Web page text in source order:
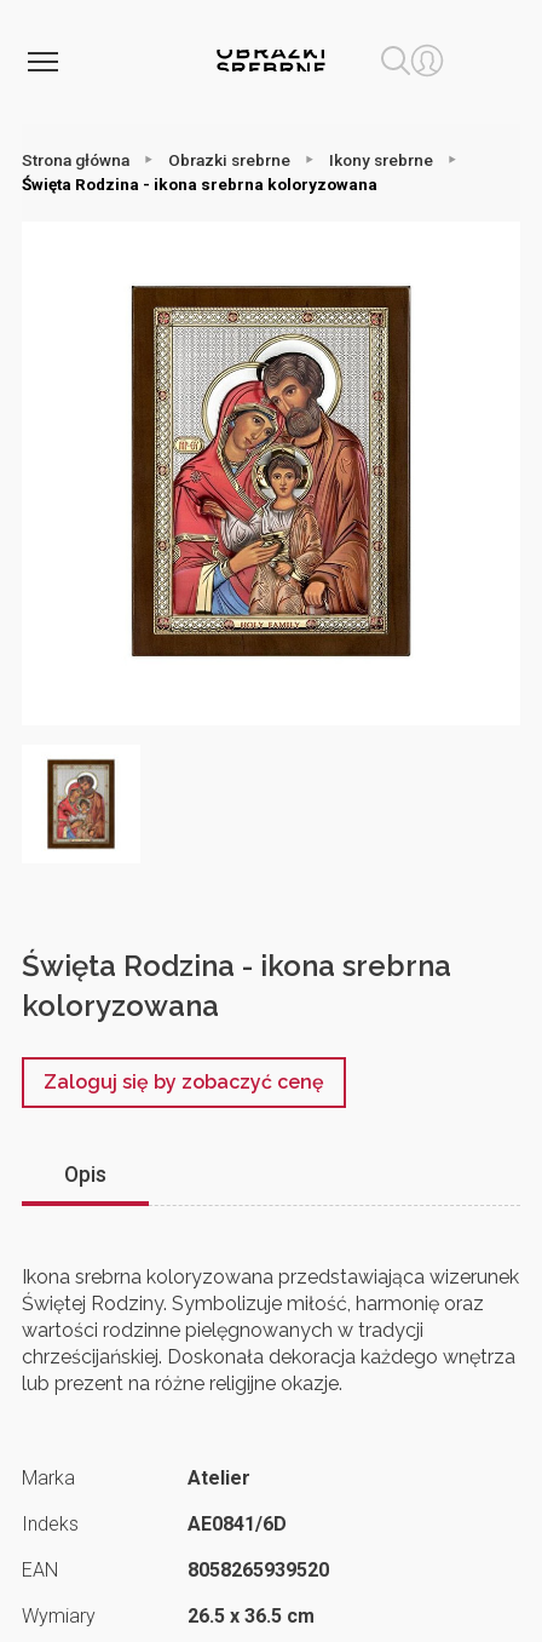
Strona główna Obrazki srebrne
Ikony srebrne
Święta Rodzina - ikona srebrna koloryzowana
Święta Rodzina - ikona srebrna
koloryzowana
Zaloguj się by zobaczyć cenę
Opis
Ikona srebrna koloryzowana przedstawiająca wizerunek
Świętej Rodziny. Symbolizuje miłość, harmonię oraz
wartości rodzinne pielęgnowanych w tradycji
chrześcijańskiej. Doskonała dekoracja każdego wnętrza
lub prezent na różne religijne okazje.
Marka
Atelier
Indeks
AE0841/6D
EAN
8058265939520
Wymiary
26.5 x 36.5 cm